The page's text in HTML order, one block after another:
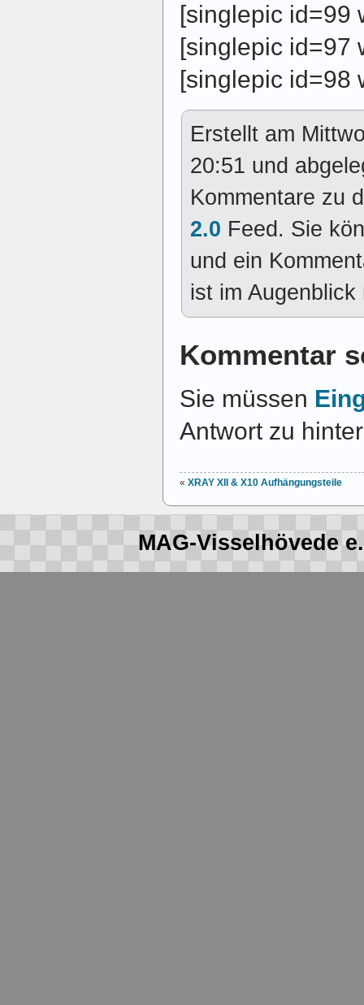
[singlepic id=99
[singlepic id=97
[singlepic id=98
Erstellt am
20:51 und
Kommentare zu
2.0 Feed. Sie
und ein
ist im
Kommentar
Sie müssen
Antwort zu
« XRAY XII & X10 Aufhängungsteile
MAG-Visselhövede